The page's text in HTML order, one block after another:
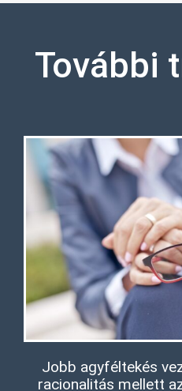
További
Jobb agyféltekés
racionalitás mellett